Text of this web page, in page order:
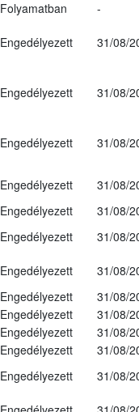
Folyamatban
-
Engedélyezett 31/08/
Engedélyezett 31/08/
Engedélyezett 31/08/
Engedélyezett
31/08/
Engedélyezett
31/08/
Engedélyezett
31/08/
Engedélyezett
31/08/
Engedélyezett
31/08/
Engedélyezett
31/08/
Engedélyezett
31/08/
Engedélyezett
31/08/
Engedélyezett
31/08/